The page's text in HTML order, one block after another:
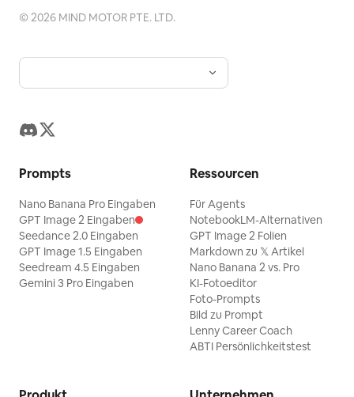
©2026 MIND MOTOR PTE. LTD.
Prompts
Nano Banana Pro Eingaben
GPT Image 2 Eingaben
Seedance 2.0 Eingaben
GPT Image 1.5 Eingaben
Seedream 4.5 Eingaben
Gemini 3 Pro Eingaben
Ressourcen
Für Agents
NotebookLM-Alternativen
GPT Image 2 Folien
Markdown zu 𝕏 Artikel
Nano Banana 2 vs. Pro
KI-Fotoeditor
Foto-Prompts
Bild zu Prompt
Lenny Career Coach
ABTI Persönlichkeitstest